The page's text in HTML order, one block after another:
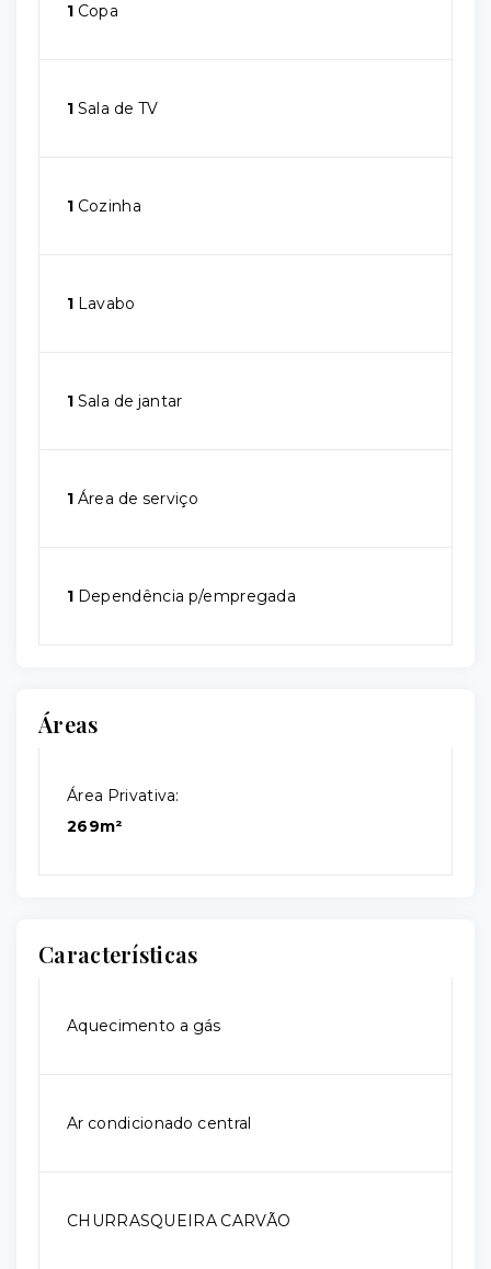
1 Copa
1 Sala de TV
1 Cozinha
1 Lavabo
1 Sala de jantar
1 Área de serviço
1 Dependência p/empregada
Áreas
Área Privativa:
269m²
Características
Aquecimento a gás
Ar condicionado central
CHURRASQUEIRA CARVÃO